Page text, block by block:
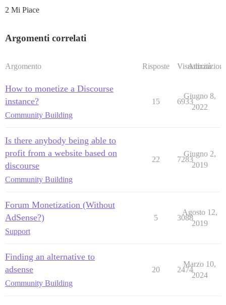
2 Mi Piace
Argomenti correlati
Argomento Risposte Visualizzazioni
Attività
How to monetize a Discourse
instance?
Community Building
15 6933
Giugno 8,
2022
Is there anybody being able to
profit from a website based on
discourse
Community Building
22 7283
Giugno 2,
2019
Forum Monetization (Without
AdSense?)
Support
5 3088
Agosto 12,
2019
Finding an alternative to
adsense
Community Building
20 2474
Marzo 10,
2024